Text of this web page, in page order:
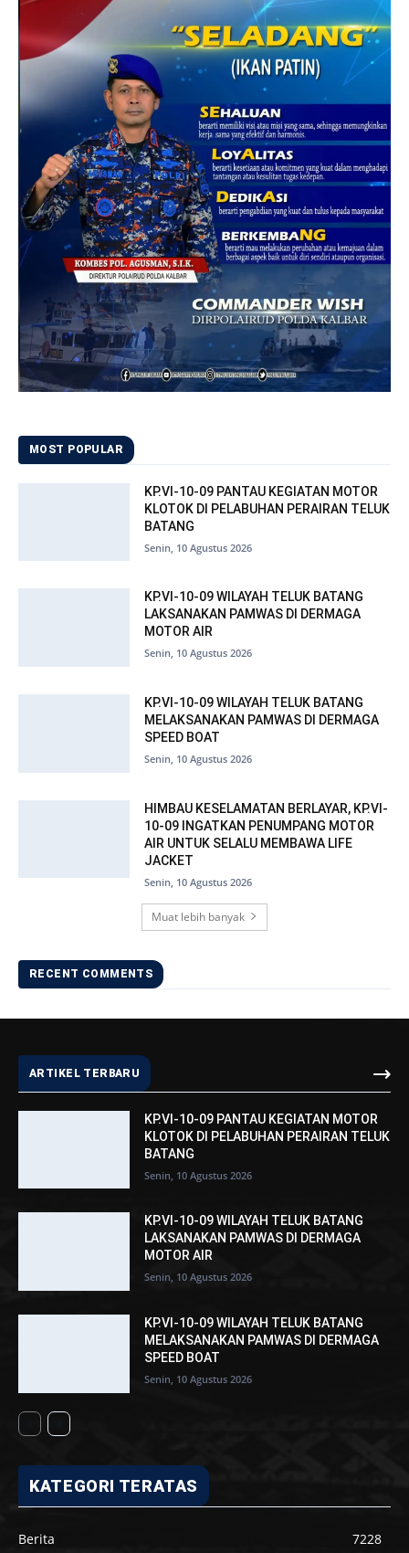
MOST POPULAR
KP.VI-10-09 PANTAU KEGIATAN MOTOR
KLOTOK DI PELABUHAN PERAIRAN TELUK
BATANG
Senin, 10 Agustus 2026
KP.VI-10-09 WILAYAH TELUK BATANG
LAKSANAKAN PAMWAS DI DERMAGA
MOTOR AIR
Senin, 10 Agustus 2026
KP.VI-10-09 WILAYAH TELUK BATANG
MELAKSANAKAN PAMWAS DI DERMAGA
SPEED BOAT
Senin, 10 Agustus 2026
HIMBAU KESELAMATAN BERLAYAR, KP.VI-
10-09 INGATKAN PENUMPANG MOTOR
AIR UNTUK SELALU MEMBAWA LIFE
JACKET
Senin, 10 Agustus 2026
Muat lebih banyak
RECENT COMMENTS
ARTIKEL TERBARU
KP.VI-10-09 PANTAU KEGIATAN MOTOR
KLOTOK DI PELABUHAN PERAIRAN TELUK
BATANG
Senin, 10 Agustus 2026
KP.VI-10-09 WILAYAH TELUK BATANG
LAKSANAKAN PAMWAS DI DERMAGA
MOTOR AIR
Senin, 10 Agustus 2026
KP.VI-10-09 WILAYAH TELUK BATANG
MELAKSANAKAN PAMWAS DI DERMAGA
SPEED BOAT
Senin, 10 Agustus 2026
KATEGORI TERATAS
Berita
7228